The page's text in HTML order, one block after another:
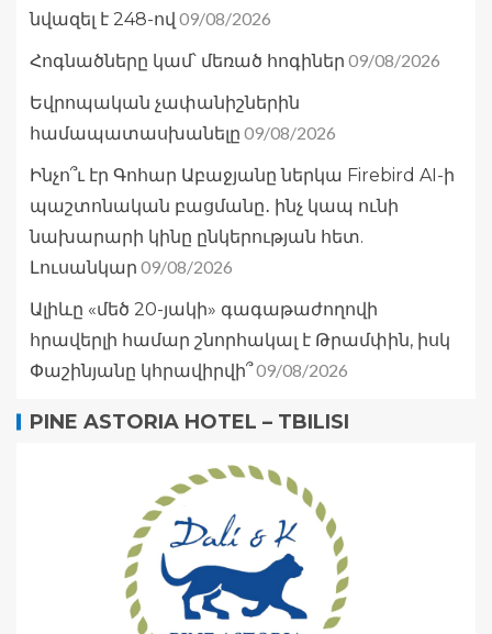
նվազել է 248-ով 09/08/2026
Հոգնածները կամ՝ մեռած հոգիներ 09/08/2026
Եվրոպական չափանիշներին
համապատասխանելը 09/08/2026
Ինչո՞ւ էր Գոհար Աբաջյանը ներկա Firebird AI-ի
պաշտոնական բացմանը․ ինչ կապ ունի
նախարարի կինը ընկերության հետ.
Լուսանկար 09/08/2026
Ալիևը «մեծ 20-յակի» գագաթաժողովի
հրավերլի համար շնորհակալ է Թրամփին, իսկ
Փաշինյանը կհրավիրվի՞09/08/2026
PINE ASTORIA HOTEL – TBILISI